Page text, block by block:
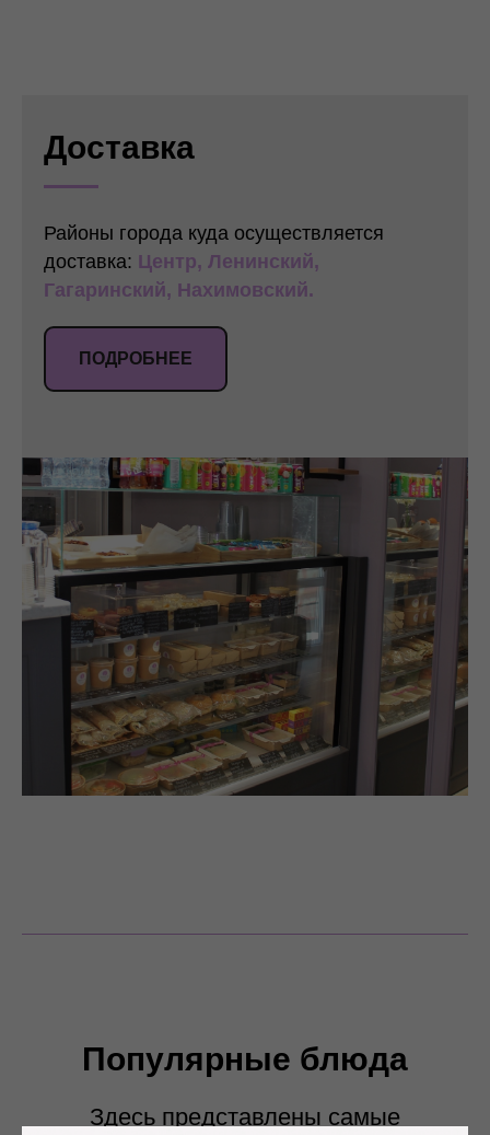
Доставка
Районы города куда осуществляется
доставка: Центр, Ленинский,
Гагаринский, Нахимовский.
ПОДРОБНЕЕ
Популярные блюда
Здесь представлены самые